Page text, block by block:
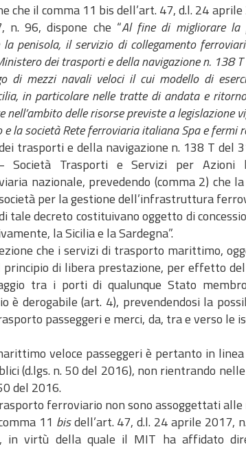
che il comma 11 bis dell’art. 47, d.l. 24
n. 96, dispone che “Al fine di migliorare la
penisola, il servizio di collegamento
dei trasporti e della navigazione n.
di mezzi navali veloci il cui modello di
in particolare nelle tratte di andata e
nell’ambito delle risorse previste a
la società Rete ferroviaria italiana Spa e fermi
trasporti e della navigazione n. 138 T del
Società Trasporti e Servizi per Azioni
nazionale, prevedendo (comma 2) che
per la gestione dell’infrastruttura
tale decreto costituivano oggetto di
la Sicilia e la Sardegna”.
che i servizi di trasporto marittimo,
di libera prestazione, per effetto del
tra i porti di qualunque Stato
è derogabile (art. 4), prevendendosi la
passeggeri e merci, da, tra e verso le
veloce passeggeri è pertanto in
(d.lgs. n. 50 del 2016), non rientrando
del 2016.
ferroviario non sono assoggettati alle
11 bisdell’art. 47, d.l. 24 aprile 2017,
in virtù della quale il MIT ha affidato